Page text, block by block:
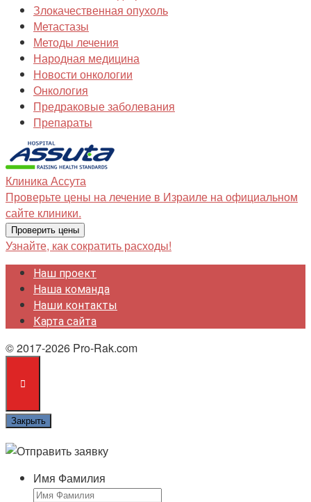
Злокачественная опухоль
Метастазы
Методы лечения
Народная медицина
Новости онкологии
Онкология
Предраковые заболевания
Препараты
КлиникаАссута
Проверьте цены на лечение в Израиле на официальном
сайте клиники.
Проверить цены
Узнайте, как сократить расходы!
Наш проект
Наша команда
Наши контакты
Карта сайта
© 2017-2026 Pro-Rak.com
Закрыть
Имя Фамилия